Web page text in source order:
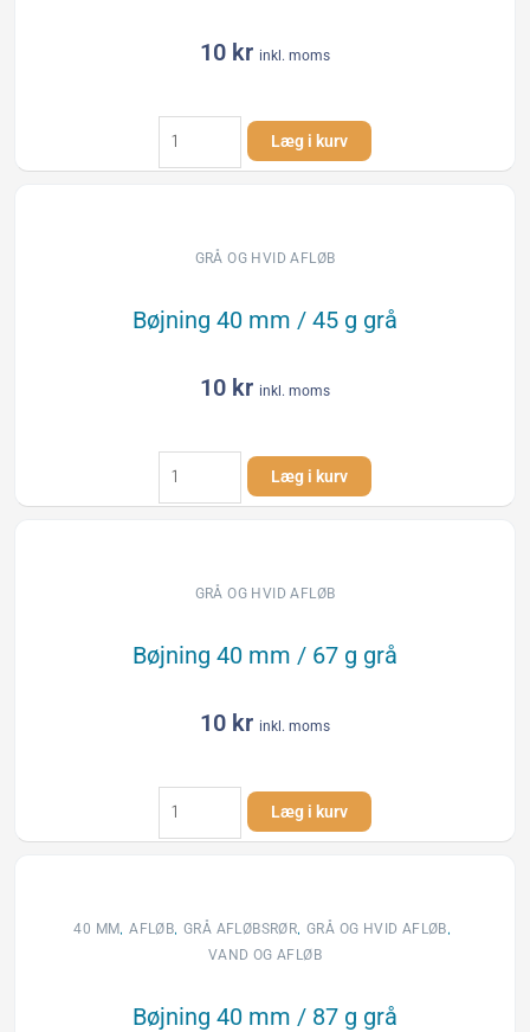
10 kr inkl. moms
Bøjning
40
mm
antal
Læg i kurv
GRÅ OG HVID AFLØB
Bøjning 40 mm / 45 g grå
10 kr inkl. moms
Bøjning
40
mm
antal
Læg i kurv
GRÅ OG HVID AFLØB
Bøjning 40 mm / 67 g grå
10 kr inkl. moms
Bøjning
40
mm
g
Læg i kurv
40 MM,AFLØB, GRÅ AFLØBSRØR, GRÅ OG HVID AFLØB,
VAND OG AFLØB
Bøjning 40 mm / 87 g grå